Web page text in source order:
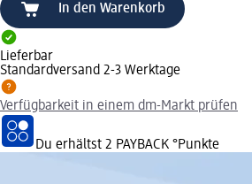
In den Warenkorb
Lieferbar
Standardversand 2-3 Werktage
Verfügbarkeit in einem dm-Markt prüfen
Du erhältst 2 PAYBACK °Punkte